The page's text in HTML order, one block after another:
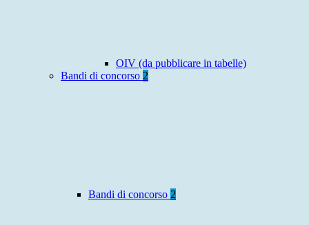
OIV (da pubblicare in tabelle)
Bandi di concorso 2
Bandi di concorso 2